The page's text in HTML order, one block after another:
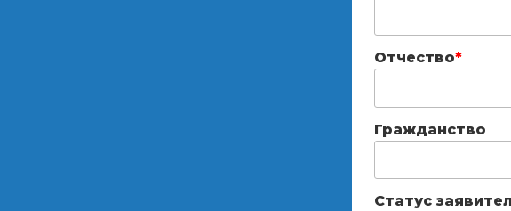
Отчество*
Гражданство
Статус